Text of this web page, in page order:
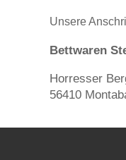
Unsere
Bettwaren
Horresser
56410